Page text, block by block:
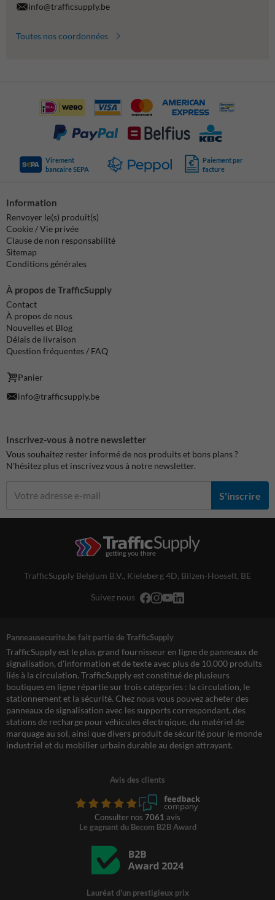
info@trafficsupply.be
Toutes nos coordonnées
Virement
bancaire SEPA
Paiement par
facture
Information
Renvoyer le(s) produit(s)
Cookie / Vie privée
Clause de non responsabilité
Sitemap
Conditions générales
À propos de TrafficSupply
Contact
À propos de nous
Nouvelles et Blog
Délais de livraison
Question fréquentes / FAQ
Panier
info@trafficsupply.be
Inscrivez-vous à notre newsletter
Vous souhaitez rester informé de nos produits et bons plans ?
N'hésitez plus et inscrivez vous à notre newsletter.
S'inscrire
TrafficSupply Belgium B.V., Kieleberg 4D, Bilzen-Hoeselt, BE
Suivez nous
Panneausecurite.be fait partie de TrafficSupply
TrafficSupply est le plus grand fournisseur en ligne de panneaux de
signalisation, d'information et de texte avec plus de 10.000 produits
liés à la circulation. TrafficSupply est constitué de plusieurs
boutiques en ligne répartie sur trois catégories : la circulation, le
stationnement et la sécurité. Chez nous vous pouvez acheter des
panneaux de signalisation avec les supports correspondant, des
stations de recharge pour véhicules électrqique, du matériel de
marquage au sol, ainsi que divers produit de sécurité pour le monde
industriel et du mobilier urbain durable au design attrayant.
Avis des clients
Consulter nos 7061 avis
Le gagnant du Becom B2B Award
Lauréat d'un prestigieux prix